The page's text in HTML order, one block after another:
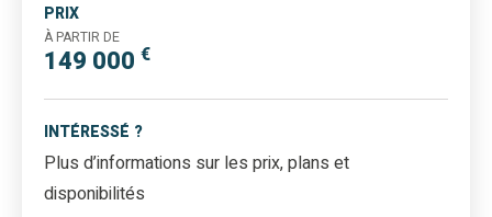
PRIX
À PARTIR DE
149 000 €
INTÉRESSÉ ?
Plus d’informations sur les prix, plans et
disponibilités